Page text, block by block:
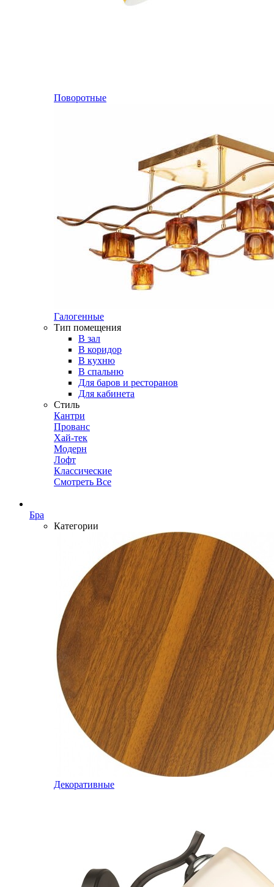
Поворотные
Галогенные
Тип помещения
В зал
В коридор
В кухню
В спальню
Для баров и ресторанов
Для кабинета
Стиль
Кантри
Прованс
Хай-тек
Модерн
Лофт
Классические
Смотреть Все
Бра
Категории
Декоративные